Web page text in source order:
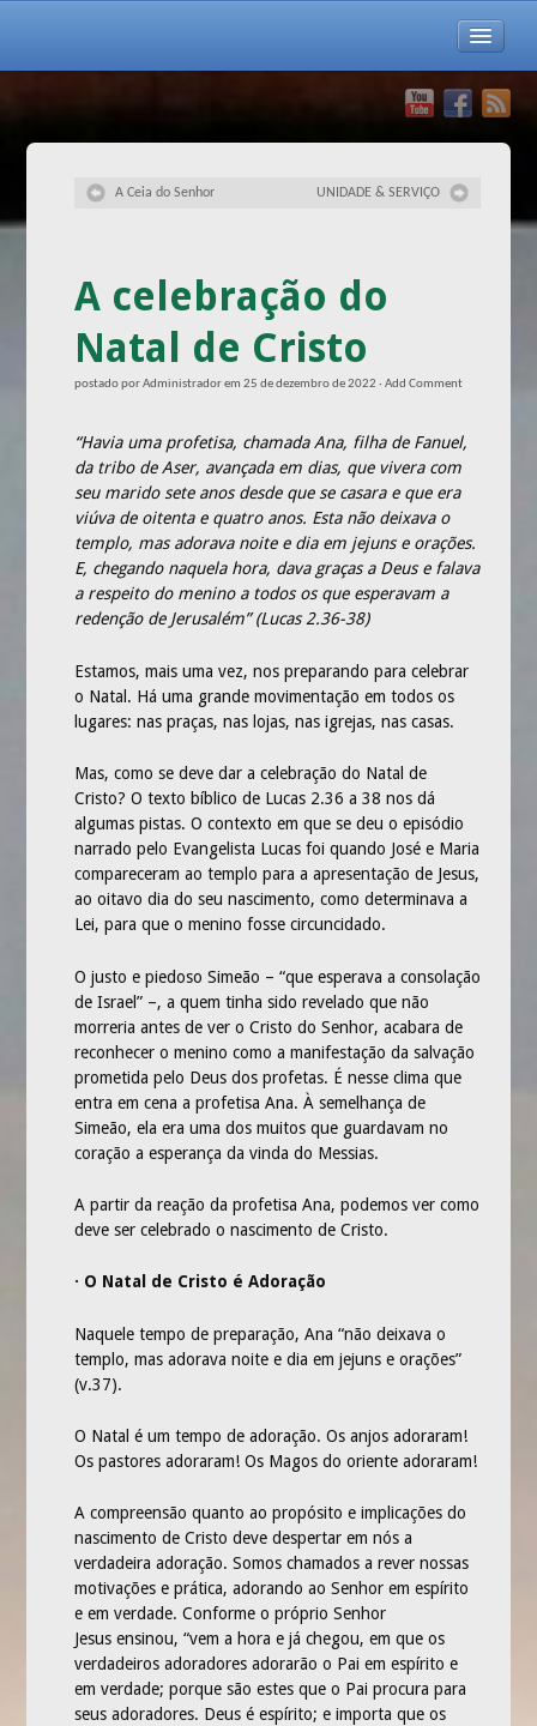
QUEM SOMOS
PASTOR
CONSELHO
JUNTA DIACONAL
COMISSÕES, COORDENADORIAS E OUTRAS FUNÇÕES
LOCALIZAÇÃO
MENSAGENS
PASTORAIS
ARTIGOS
TODOS
CULTO INFANTIL
CULTO NOTURNO
ESCOLA DOMINICAL
A IGREJA
ESCOLA DOMINICAL
NOTÍCIAS
SOCIEDADES
UCP – UNIÃO DE CRIANÇAS PRESBITERIANAS
UPA – UNIÃO PRESBITERIANA DE ADOLESCENTES
SAF – SOCIEDADE AUXILIAR FEMININA
MINISTÉRIO DE MÚSICA E LOUVOR
OUTROS
CONGREGAÇÃO BETEL
CONGREGAÇÃO MANANCIAL
CONTATO
A Ceia do Senhor UNIDADE & SERVIÇO
A celebração do
Natal de Cristo
postado porAdministradorem 25 de dezembro de 2022 · Add Comment
“Havia uma profetisa, chamada Ana, filha de Fanuel,
da tribo de Aser, avançada em dias, que vivera com
seu marido sete anos desde que se casara e que era
viúva de oitenta e quatro anos. Esta não deixava o
templo, mas adorava noite e dia em jejuns e orações.
E, chegando naquela hora, dava graças a Deus e falava
a respeito do menino a todos os que esperavam a
redenção de Jerusalém” (Lucas 2.36-38)
Estamos, mais uma vez, nos preparando para celebrar
o Natal. Há uma grande movimentação em todos os
lugares: nas praças, nas lojas, nas igrejas, nas casas.
Mas, como se deve dar a celebração do Natal de
Cristo? O texto bíblico de Lucas 2.36 a 38 nos dá
algumas pistas. O contexto em que se deu o episódio
narrado pelo Evangelista Lucas foi quando José e Maria
compareceram ao templo para a apresentação de Jesus,
ao oitavo dia do seu nascimento, como determinava a
Lei, para que o menino fosse circuncidado.
O justo e piedoso Simeão – “que esperava a consolação
de Israel” –, a quem tinha sido revelado que não
morreria antes de ver o Cristo do Senhor, acabara de
reconhecer o menino como a manifestação da salvação
prometida pelo Deus dos profetas. É nesse clima que
entra em cena a profetisa Ana. À semelhança de
Simeão, ela era uma dos muitos que guardavam no
coração a esperança da vinda do Messias.
A partir da reação da profetisa Ana, podemos ver como
deve ser celebrado o nascimento de Cristo.
· O Natal de Cristo é Adoração
Naquele tempo de preparação, Ana “não deixava o
templo, mas adorava noite e dia em jejuns e orações”
(v.37).
O Natal é um tempo de adoração. Os anjos adoraram!
Os pastores adoraram! Os Magos do oriente adoraram!
A compreensão quanto ao propósito e implicações do
nascimento de Cristo deve despertar em nós a
verdadeira adoração. Somos chamados a rever nossas
motivações e prática, adorando ao Senhor em espírito
e em verdade. Conforme o próprio Senhor
Jesus ensinou, “vem a hora e já chegou, em que os
verdadeiros adoradores adorarão o Pai em espírito e
em verdade; porque são estes que o Pai procura para
seus adoradores. Deus é espírito; e importa que os